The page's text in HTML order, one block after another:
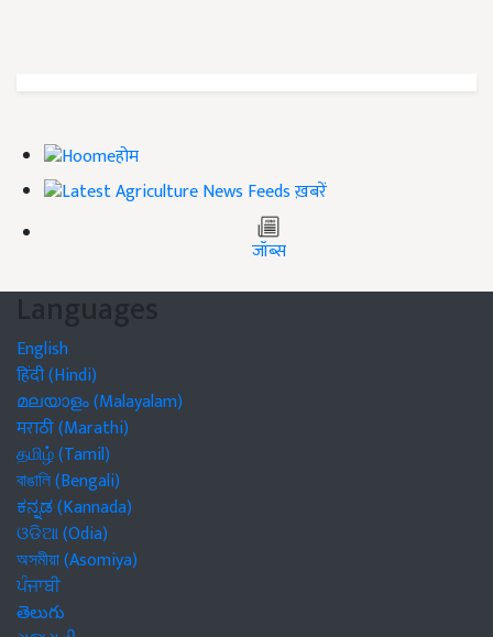
होम
ख़बरें
जॉब्स
Languages
English
हिंदी (Hindi)
മലയാളം (Malayalam)
मराठी (Marathi)
தமிழ் (Tamil)
বাঙালি (Bengali)
ಕನ್ನಡ (Kannada)
ଓଡିଆ (Odia)
অসমীয়া (Asomiya)
ਪੰਜਾਬੀ
తెలుగు